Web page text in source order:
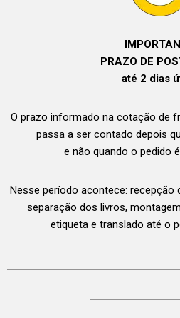
PRAZO DE
até 2 dias
O prazo informado na cotação de
passa a ser contado depois
e não quando o pedido
Nesse período acontece: recepção
separação dos livros,
etiqueta e translado até o